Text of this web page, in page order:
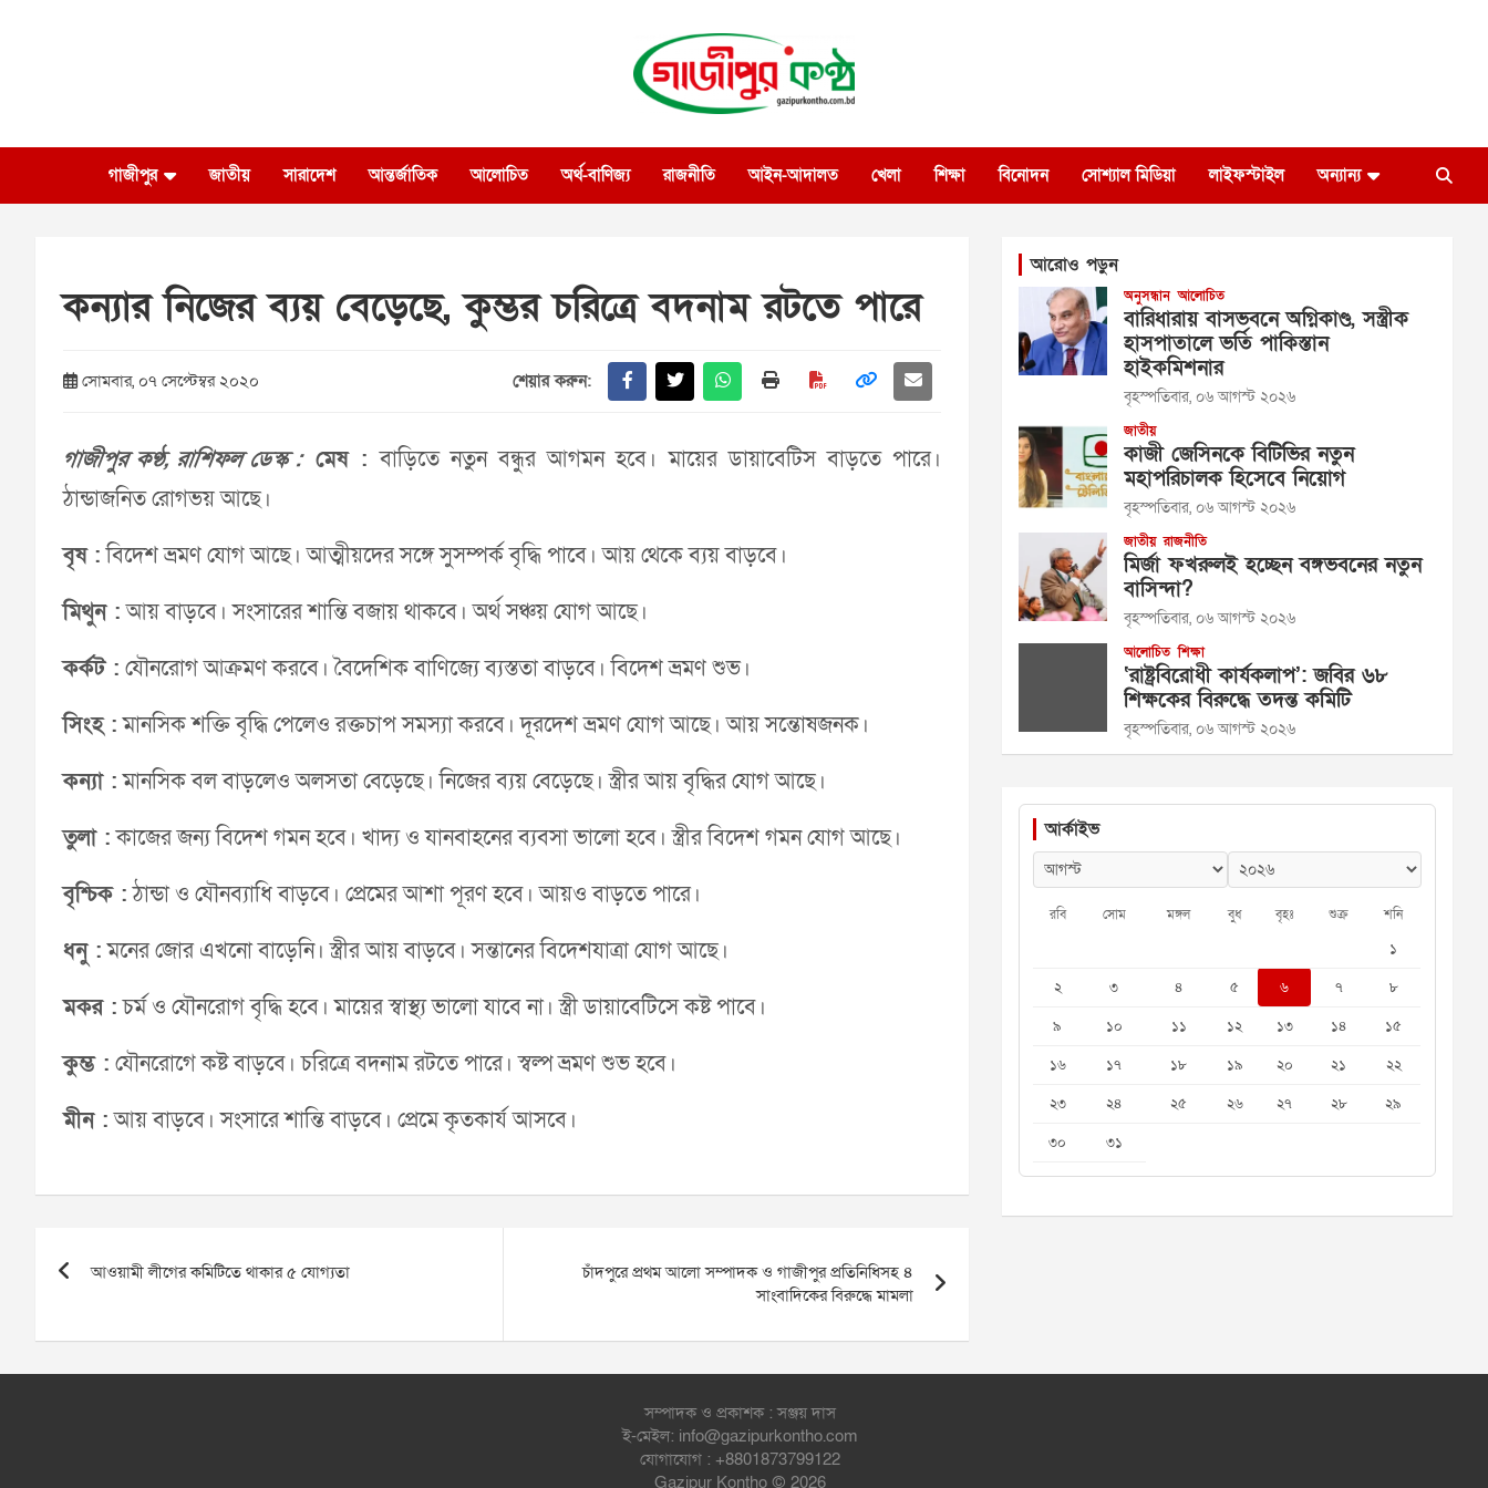
গাজীপুর কণ্ঠ
গাজীপুর জাতীয় সারাদেশ আন্তর্জাতিক আলোচিত অর্থ-বাণিজ্য রাজনীতি আইন-আদালত খেলা শিক্ষা বিনোদন সোশ্যাল মিডিয়া লাইফস্টাইল অন্যান্য
কন্যার নিজের ব্যয় বেড়েছে, কুম্ভর চরিত্রে বদনাম রটতে পারে
সোমবার, ০৭ সেপ্টেম্বর ২০২০ শেয়ার করুন:
গাজীপুর কণ্ঠ, রাশিফল ডেস্ক :মেষ : বাড়িতে নতুন বন্ধুর আগমন হবে। মায়ের ডায়াবেটিস বাড়তে পারে।
ঠান্ডাজনিত রোগভয় আছে।
বৃষ :বিদেশ ভ্রমণ যোগ আছে। আত্মীয়দের সঙ্গে সুসম্পর্ক বৃদ্ধি পাবে। আয় থেকে ব্যয় বাড়বে।
মিথুন :আয় বাড়বে। সংসারের শান্তি বজায় থাকবে। অর্থ সঞ্চয় যোগ আছে।
কর্কট : যৌনরোগ আক্রমণ করবে। বৈদেশিক বাণিজ্যে ব্যস্ততা বাড়বে। বিদেশ ভ্রমণ শুভ।
সিংহ :মানসিক শক্তি বৃদ্ধি পেলেও রক্তচাপ সমস্যা করবে। দূরদেশ ভ্রমণ যোগ আছে। আয় সন্তোষজনক।
কন্যা :মানসিক বল বাড়লেও অলসতা বেড়েছে। নিজের ব্যয় বেড়েছে। স্ত্রীর আয় বৃদ্ধির যোগ আছে।
তুলা :কাজের জন্য বিদেশ গমন হবে। খাদ্য ও যানবাহনের ব্যবসা ভালো হবে। স্ত্রীর বিদেশ গমন যোগ আছে।
বৃশ্চিক :ঠান্ডা ও যৌনব্যাধি বাড়বে। প্রেমের আশা পূরণ হবে। আয়ও বাড়তে পারে।
ধনু :মনের জোর এখনো বাড়েনি। স্ত্রীর আয় বাড়বে। সন্তানের বিদেশযাত্রা যোগ আছে।
মকর :চর্ম ও যৌনরোগ বৃদ্ধি হবে। মায়ের স্বাস্থ্য ভালো যাবে না। স্ত্রী ডায়াবেটিসে কষ্ট পাবে।
কুম্ভ : যৌনরোগে কষ্ট বাড়বে। চরিত্রে বদনাম রটতে পারে। স্বল্প ভ্রমণ শুভ হবে।
মীন :আয় বাড়বে। সংসারে শান্তি বাড়বে। প্রেমে কৃতকার্য আসবে।
navigation
আওয়ামী লীগের কমিটিতে থাকার ৫ যোগ্যতা
চাঁদপুরে প্রথম আলো সম্পাদক ও গাজীপুর প্রতিনিধিসহ ৪
সাংবাদিকের বিরুদ্ধে মামলা
আরোও পড়ুন
অনুসন্ধান আলোচিত
বারিধারায় বাসভবনে অগ্নিকাণ্ড, সস্ত্রীক
হাসপাতালে ভর্তি পাকিস্তান
হাইকমিশনার
বৃহস্পতিবার, ০৬ আগস্ট ২০২৬
জাতীয়
কাজী জেসিনকে বিটিভির নতুন
মহাপরিচালক হিসেবে নিয়োগ
বৃহস্পতিবার, ০৬ আগস্ট ২০২৬
জাতীয় রাজনীতি
মির্জা ফখরুলই হচ্ছেন বঙ্গভবনের নতুন
বাসিন্দা?
বৃহস্পতিবার, ০৬ আগস্ট ২০২৬
আলোচিত শিক্ষা
‘রাষ্ট্রবিরোধী কার্যকলাপ’: জবির ৬৮
শিক্ষকের বিরুদ্ধে তদন্ত কমিটি
বৃহস্পতিবার, ০৬ আগস্ট ২০২৬
আর্কাইভ
রবি সোম মঙ্গল বুধ বৃহঃ শুক্র শনি
১
২
৩ ৪ ৫ ৬ ৭
৮
৯
১০ ১১ ১২ ১৩ ১৪
১৫
১৬
১৭ ১৮ ১৯ ২০ ২১
২২
২৩
২৪ ২৫ ২৬ ২৭ ২৮
২৯
৩০
৩১
সম্পাদক ও প্রকাশক : সঞ্জয় দাস
ই-মেইল: info@gazipurkontho.com
যোগাযোগ : +8801873799122
Gazipur Kontho © 2026